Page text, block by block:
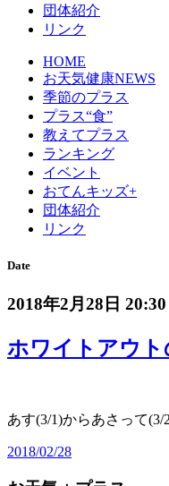
団体紹介
リンク
HOME
お天気健康NEWS
季節のプラス
プラス“食”
教えてプラス
ランキング
イベント
おてんキッズ+
団体紹介
リンク
Date
2018年2月28日 20:30
ホワイトアウト
あす(3/1)からあさって
2018/02/28